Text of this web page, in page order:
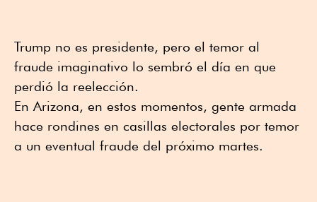
Trump no es presidente, pero el temor al
fraude imaginativo lo sembró el día en que
perdió la reelección.
En Arizona, en estos momentos, gente armada
hace rondines en casillas electorales por temor
a un eventual fraude del próximo martes.